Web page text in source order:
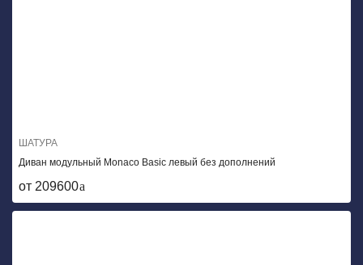
ШАТУРА
Диван модульный Monaco Basic левый без дополнений
от 209600